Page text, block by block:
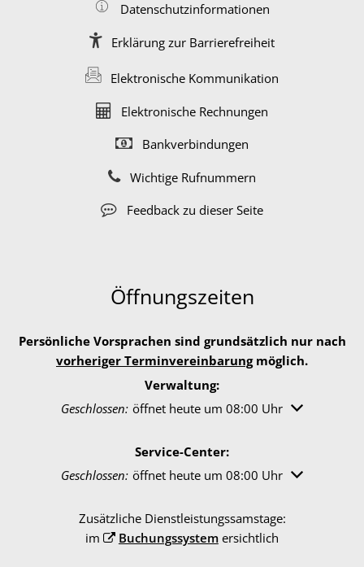
Datenschutzinformationen
Erklärung zur Barrierefreiheit
Elektronische Kommunikation
Elektronische Rechnungen
Bankverbindungen
Wichtige Rufnummern
Feedback zu dieser Seite
Öffnungszeiten
Persönliche Vorsprachen sind grundsätzlich nur nach
vorheriger Terminvereinbarungmöglich.
Verwaltung:
Klicken, um weitere Öffnungs- oder Schließzeiten
Geschlossen: öffnet heute um 08:00 Uhr
Service-Center:
Klicken, um weitere Öffnungs- oder Schließzeiten
Geschlossen: öffnet heute um 08:00 Uhr
Zusätzliche Dienstleistungssamstage:
im
Buchungssystemersichtlich